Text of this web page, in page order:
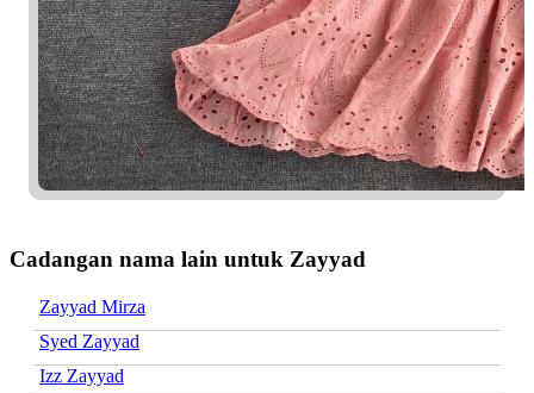
Cadangan nama lain untuk Zayyad
Zayyad Mirza
Syed Zayyad
Izz Zayyad